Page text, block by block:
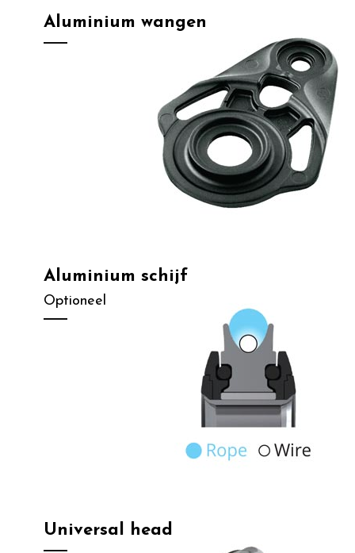
Aluminium wangen
Aluminium schijf
Optioneel
Universal head